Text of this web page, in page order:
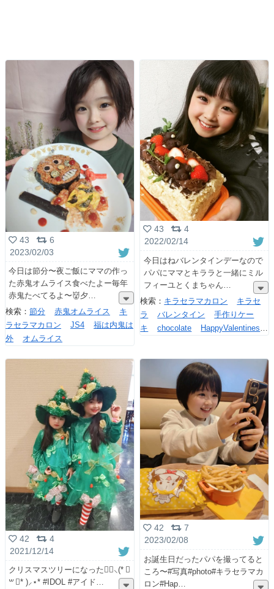
43
6
2023/02/03
今日は節分〜夜ご飯にママの作っ
た赤鬼オムライス食べたよー毎年
赤鬼たべてるよ〜👹夕
検索： 節分 赤鬼オムライス
キ
ラセラマカロン
JS4
福は内鬼は
外
オムライス
43
4
2022/02/14
今日はねバレンタインデーなので
パパにママとキララと一緒にミル
フィーユとくまちゃん
検索： キラセラマカロン
キラセ
ラ
バレンタイン
手作りケー
キ
chocolate
HappyValentines
42
4
2021/12/14
クリスマスツリーになったよ॑⸜(* ॑
꒳ ॑* )⸝⋆* #IDOL #アイド
42
7
2023/02/08
お誕生日だったパパを撮ってると
ころ〜#写真#photo#キラセラマカ
ロン#Hap